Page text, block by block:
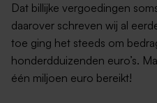
Dat billijke vergoedingen
daarover schreven wij al
toe ging het steeds om
honderdduizenden euro’s.
één miljoen euro bereikt!